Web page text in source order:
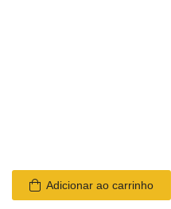
Adicionar ao carrinho